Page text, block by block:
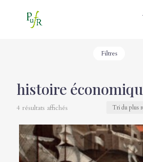
Filtres
histoire
4 résultats affichés